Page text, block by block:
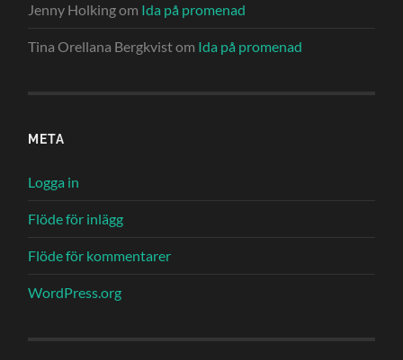
Jenny Holkingom Ida på promenad
Tina Orellana Bergkvistom Ida på promenad
META
Logga in
Flöde för inlägg
Flöde för kommentarer
WordPress.org